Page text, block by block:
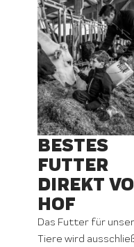
BESTES
FUTTER
DIREKT
HOF
Das Futter für
Tiere wird